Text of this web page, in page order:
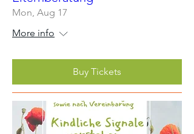
Mon, Aug 17
More info
Buy Tickets